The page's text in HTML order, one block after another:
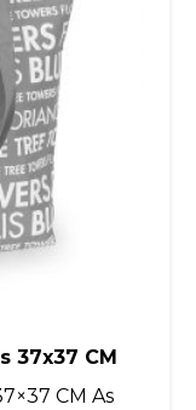
37x37 CM
CM As